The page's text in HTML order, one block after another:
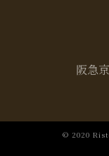
阪急
© 2020